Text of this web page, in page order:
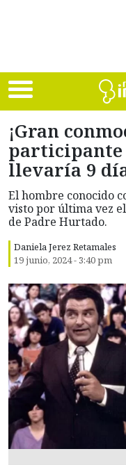
¡Gran
participante
llevaría 9
El hombre conocido
visto por última vez
de Padre Hurtado.
Daniela Jerez Retamales
19 junio, 2024 - 3:40 pm